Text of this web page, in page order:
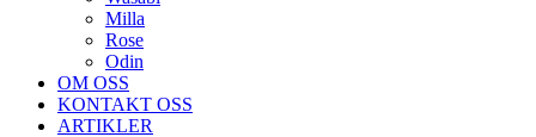
Milla
Rose
Odin
OM OSS
KONTAKT OSS
ARTIKLER